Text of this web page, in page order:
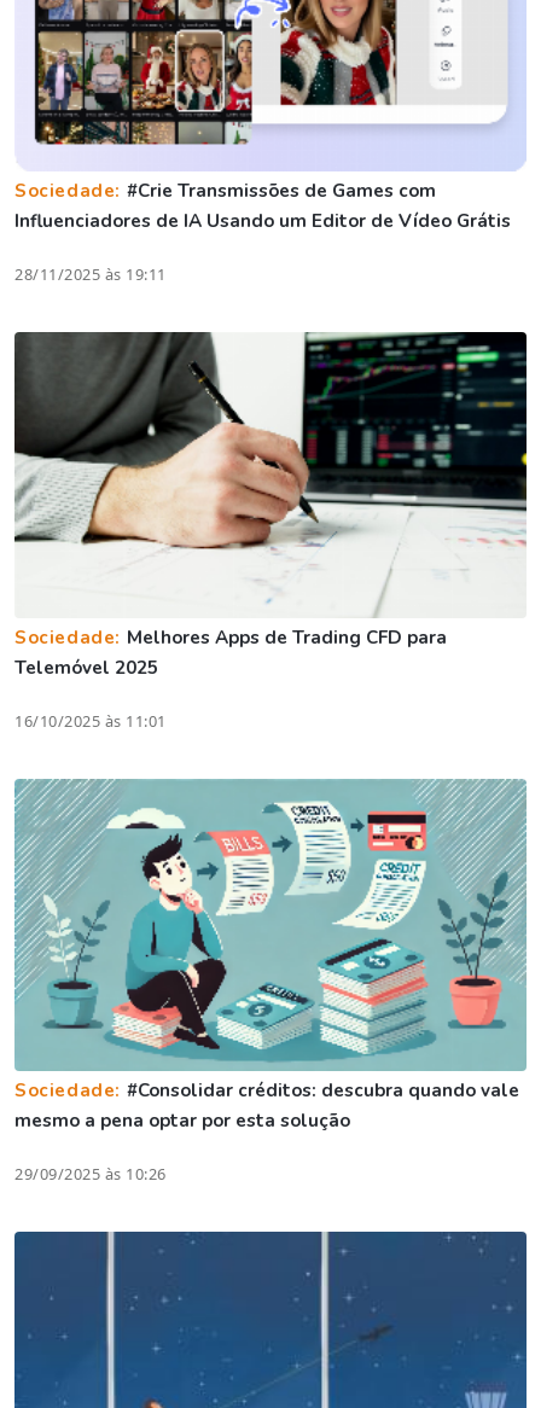
Sociedade: #Crie Transmissões de Games com
Influenciadores de IA Usando um Editor de Vídeo Grátis
28/11/2025 às 19:11
Sociedade: Melhores Apps de Trading CFD para
Telemóvel 2025
16/10/2025 às 11:01
Sociedade: #Consolidar créditos: descubra quando vale
mesmo a pena optar por esta solução
29/09/2025 às 10:26